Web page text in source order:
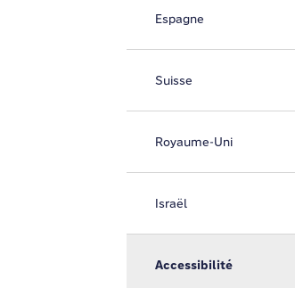
Espagne
Suisse
Royaume-Uni
Israël
Accessibilité